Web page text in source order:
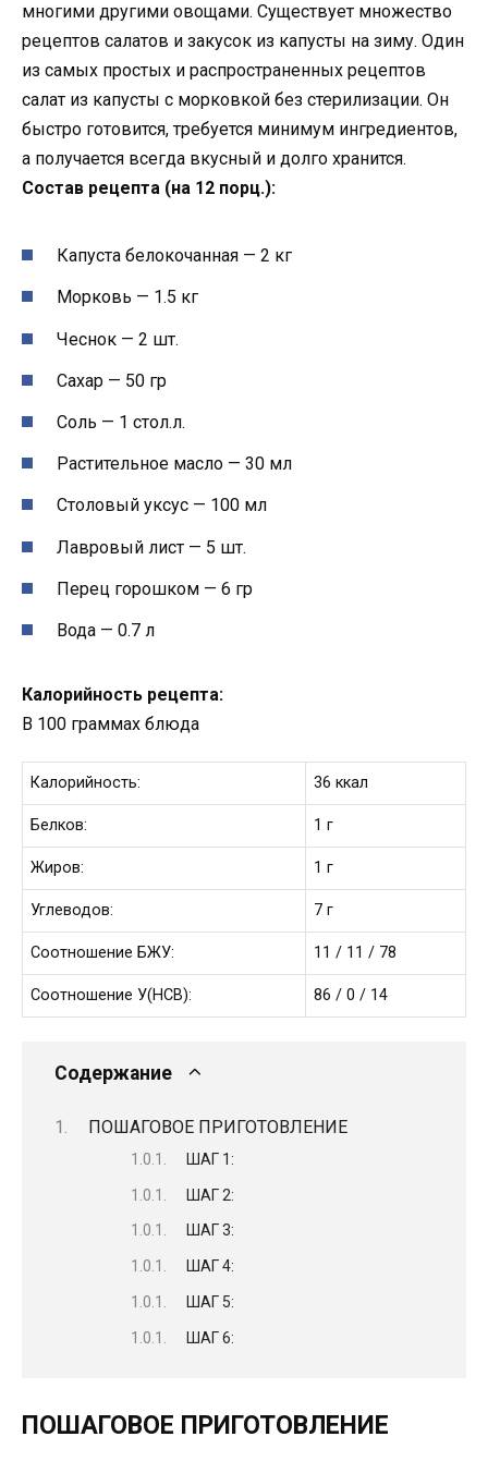
многими другими овощами. Существует множество
рецептов салатов и закусок из капусты на зиму. Один
из самых простых и распространенных рецептов
салат из капусты с морковкой без стерилизации. Он
быстро готовится, требуется минимум ингредиентов,
а получается всегда вкусный и долго хранится.
Состав рецепта (на 12 порц.):
Капуста белокочанная — 2 кг
Морковь — 1.5 кг
Чеснок — 2 шт.
Сахар — 50 гр
Соль — 1 стол.л.
Растительное масло — 30 мл
Столовый уксус — 100 мл
Лавровый лист — 5 шт.
Перец горошком — 6 гр
Вода — 0.7 л
Калорийность рецепта:
В 100 граммах блюда
Калорийность: 36 ккал
Белков: 1 г
Жиров: 1 г
Углеводов: 7 г
Соотношение БЖУ: 11 / 11 / 78
Соотношение У(НСВ): 86 /0 / 14
Содержание
ПОШАГОВОЕ ПРИГОТОВЛЕНИЕ
ШАГ 1:
ШАГ 2:
ШАГ 3:
ШАГ 4:
ШАГ 5:
ШАГ 6:
ПОШАГОВОЕ ПРИГОТОВЛЕНИЕ